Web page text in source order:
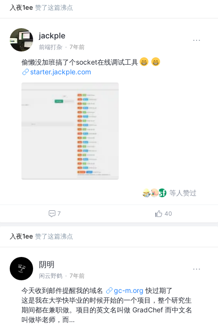
入夜1ee 赞了这篇沸点
jackple
前端打杂 · 7年前
偷懒没加班搞了个socket在线调试工具
starter.jackple.com
等人赞过
7 40
入夜1ee 赞了这篇沸点
阴明
闲云野鹤 · 7年前
今天收到邮件提醒我的域名 gc-m.org 快过期了
这是我在大学快毕业的时候开始的一个项目，整个研究生
期间都在兼职做。项目的英文名叫做 GradChef 而中文名
叫做毕老师，而…